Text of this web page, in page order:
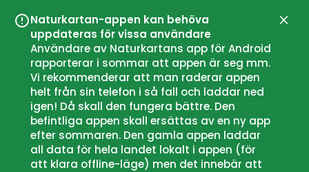
Naturkartan-appen kan behöva
uppdateras för vissa användare
Användare av Naturkartans app för Android
rapporterar i sommar att appen är seg mm.
Vi rekommenderar att man raderar appen
helt från sin telefon i så fall och laddar ned
igen! Då skall den fungera bättre. Den
befintliga appen skall ersättas av en ny app
efter sommaren. Den gamla appen laddar
all data för hela landet lokalt i appen (för
att klara offline-läge) men det innebär att